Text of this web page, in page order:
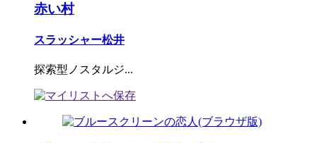
赤い村
スラッシャー松井
探索型ノスタルジ...